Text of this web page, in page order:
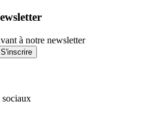
à notre newsletter
S'inscrire
sociaux